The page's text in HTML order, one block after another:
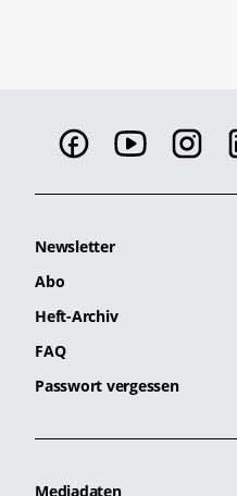
Newsletter
Abo
Heft-Archiv
FAQ
Passwort vergessen
Mediadaten